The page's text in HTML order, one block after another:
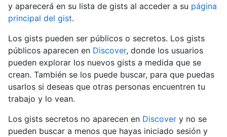
y aparecerá en su lista de gists al acceder a su página
principal del gist.
Los gists pueden ser públicos o secretos. Los gists
públicos aparecen en Discover, donde los usuarios
pueden explorar los nuevos gists a medida que se
crean. También se los puede buscar, para que puedas
usarlos si deseas que otras personas encuentren tu
trabajo y lo vean.
Los gists secretos no aparecen en Discover y no se
pueden buscar a menos que hayas iniciado sesión y